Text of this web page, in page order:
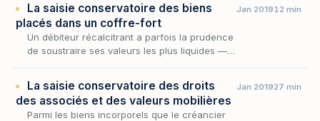
en effe…
La saisie conservatoire des biens
placés dans un coffre-fort
Un débiteur récalcitrant a parfois la prudence
de soustraire ses valeurs les plus liquides —
Jan 201912 min
La saisie conservatoire des droits
des associés et des valeurs mobilières
Parmi les biens incorporels que le créancier
Jan 201927 min